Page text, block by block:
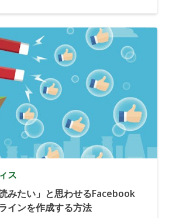
ス
みたい」と思わせるFacebook
インを作成する方法